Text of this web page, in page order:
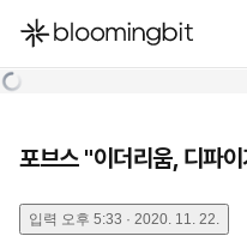
한국어
포브스 "이더리움, 디파
입력 오후 5:33 · 2020. 11. 22.